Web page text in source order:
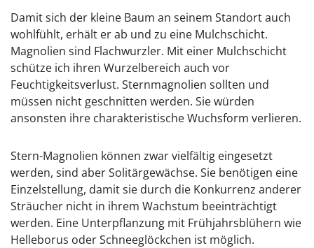
Damit sich der kleine Baum an seinem Standort auch
wohlfühlt, erhält er ab und zu eine Mulchschicht.
Magnolien sind Flachwurzler. Mit einer Mulchschicht
schütze ich ihren Wurzelbereich auch vor
Feuchtigkeitsverlust. Sternmagnolien sollten und
müssen nicht geschnitten werden. Sie würden
ansonsten ihre charakteristische Wuchsform verlieren.
Stern-Magnolien können zwar vielfältig eingesetzt
werden, sind aber Solitärgewächse. Sie benötigen eine
Einzelstellung, damit sie durch die Konkurrenz anderer
Sträucher nicht in ihrem Wachstum beeinträchtigt
werden. Eine Unterpflanzung mit Frühjahrsblühern wie
Helleborus oder Schneeglöckchen ist möglich.